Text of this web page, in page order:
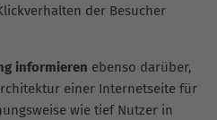
der Besucher
informieren ebenso darüber,
einer Internetseite für
wie tief Nutzer in